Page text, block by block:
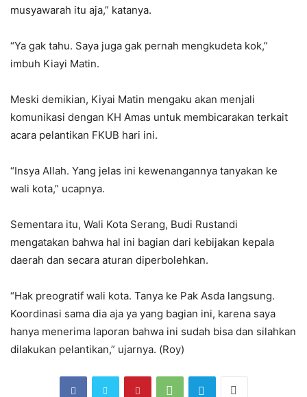
musyawarah itu aja,” katanya.
“Ya gak tahu. Saya juga gak pernah mengkudeta kok,”
imbuh Kiayi Matin.
Meski demikian, Kiyai Matin mengaku akan menjali
komunikasi dengan KH Amas untuk membicarakan terkait
acara pelantikan FKUB hari ini.
“Insya Allah. Yang jelas ini kewenangannya tanyakan ke
wali kota,” ucapnya.
Sementara itu, Wali Kota Serang, Budi Rustandi
mengatakan bahwa hal ini bagian dari kebijakan kepala
daerah dan secara aturan diperbolehkan.
“Hak preogratif wali kota. Tanya ke Pak Asda langsung.
Koordinasi sama dia aja ya yang bagian ini, karena saya
hanya menerima laporan bahwa ini sudah bisa dan silahkan
dilakukan pelantikan,” ujarnya. (Roy)